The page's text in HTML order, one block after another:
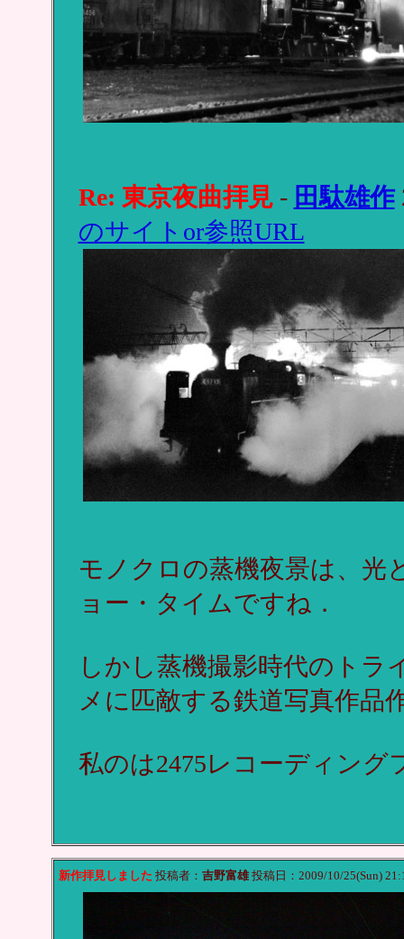
Re: 東京夜曲拝見- 田駄雄作
のサイトor参照URL
モノクロの蒸機夜景は、光
ョー・タイムですね．
しかし蒸機撮影時代のトラ
メに匹敵する鉄道写真作品
私のは2475レコーディング
新作拝見しました 投稿者： 吉野富雄投稿日：2009/10/25(Sun)